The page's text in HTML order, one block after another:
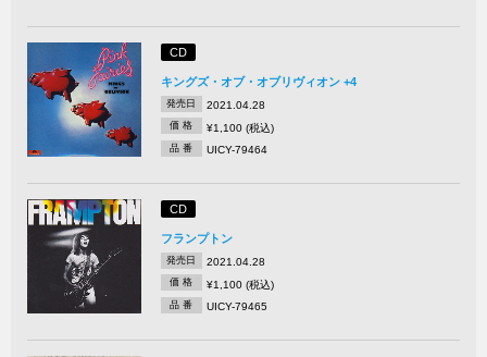
CD
キングズ・オブ・オブリヴィオン +4
発売日 2021.04.28
価 格 ¥1,100 (税込)
品 番 UICY-79464
CD
フランプトン
発売日 2021.04.28
価 格 ¥1,100 (税込)
品 番 UICY-79465